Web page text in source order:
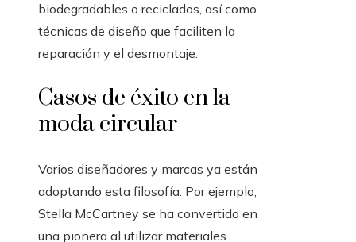
biodegradables o reciclados, así como
técnicas de diseño que faciliten la
reparación y el desmontaje.
Casos de éxito en la
moda circular
Varios diseñadores y marcas ya están
adoptando esta filosofía. Por ejemplo,
Stella McCartney se ha convertido en
una pionera al utilizar materiales